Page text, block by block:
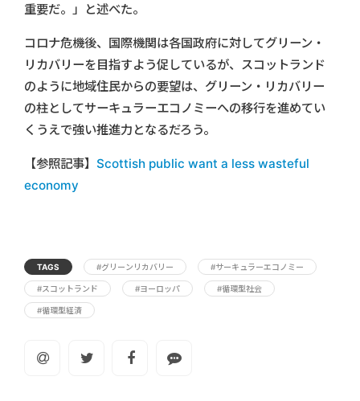
重要だ。」と述べた。
コロナ危機後、国際機関は各国政府に対してグリーン・
リカバリーを目指すよう促しているが、スコットランド
のように地域住民からの要望は、グリーン・リカバリー
の柱としてサーキュラーエコノミーへの移行を進めてい
くうえで強い推進力となるだろう。
【参照記事】 Scottish public want a less wasteful
economy
TAGS #グリーンリカバリー #サーキュラーエコノミー
#スコットランド #ヨーロッパ #循環型社会
#循環型経済